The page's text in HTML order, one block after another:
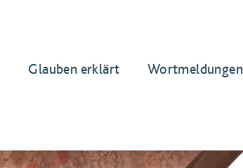
Glauben erklärt Wortmeldungen